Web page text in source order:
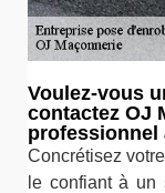
Voulez-vous
contactez OJ
professionnel
Concrétisez
le confiant à un